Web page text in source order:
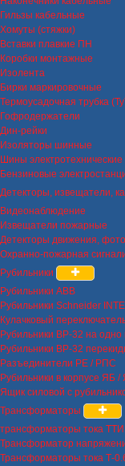
Гильзы кабельные
Хомуты (стяжки)
Вставки плавкие ПН
Коробки монтажные
Изолента
Бирки маркировочные
Термоусадочная трубка
Гофродержатели
Дин-рейки
Изоляторы шинные
Шины электротехнические
Бензиновые
Детекторы, извещатели,
Видеонаблюдение
Извещатели пожарные
Детекторы движения,
Охранно-пожарная
Рубильники
Рубильники ABB
Рубильники Schneider
Кулачковый
Рубильники ВР-32 на одно
Рубильники ВР-32
Разъединители РЕ / РПС
Рубильники в корпусе ЯБ
Ящик силовой с
Трансформаторы
трансформаторы тока
Трансформатор
Трансформаторы тока Т-